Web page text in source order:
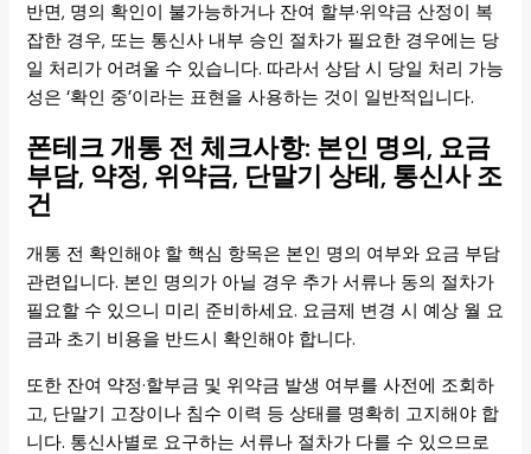
반면, 명의 확인이 불가능하거나 잔여 할부·위약금 산정이 복
잡한 경우, 또는 통신사 내부 승인 절차가 필요한 경우에는 당
일 처리가 어려울 수 있습니다. 따라서 상담 시 당일 처리 가능
성은 ‘확인 중’이라는 표현을 사용하는 것이 일반적입니다.
폰테크 개통 전 체크사항: 본인 명의, 요금
부담, 약정, 위약금, 단말기 상태, 통신사 조
건
개통 전 확인해야 할 핵심 항목은 본인 명의 여부와 요금 부담
관련입니다. 본인 명의가 아닐 경우 추가 서류나 동의 절차가
필요할 수 있으니 미리 준비하세요. 요금제 변경 시 예상 월 요
금과 초기 비용을 반드시 확인해야 합니다.
또한 잔여 약정·할부금 및 위약금 발생 여부를 사전에 조회하
고, 단말기 고장이나 침수 이력 등 상태를 명확히 고지해야 합
니다. 통신사별로 요구하는 서류나 절차가 다를 수 있으므로